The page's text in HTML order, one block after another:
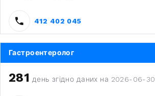
412 402 045
Гастроентеролог
281 день згідно даних на 2026-06-30